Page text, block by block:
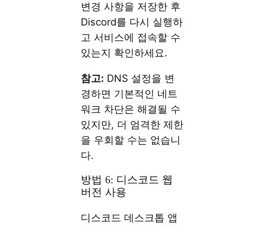
변경 사항을 저장한 후
Discord를 다시 실행하
고 서비스에 접속할 수
있는지 확인하세요.
참고: DNS 설정을 변
경하면 기본적인 네트
워크 차단은 해결될 수
있지만, 더 엄격한 제한
을 우회할 수는 없습니
다.
방법 6: 디스코드 웹
버전 사용
디스코드 데스크톱 앱